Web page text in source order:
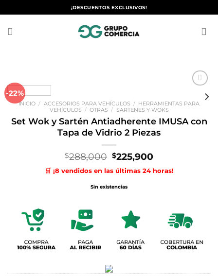
al
¡DESCUENTOS EXCLUSIVOS!
-22%
Añadir
lista de
INICIO / ACCESORIOS PARA VEHÍCULOS / HERRAMIENTAS PARA
VEHÍCULOS / OTRAS / SARTENES Y WOKS
Set Wok y Sartén Antiadherente IMUSA con
Tapa de Vidrio 2 Piezas
$288,000 El
precio
original
era:
$225,900El
precio
actual
🛒 ¡8 vendidos en las últimas 24 horas!
Sin existencias